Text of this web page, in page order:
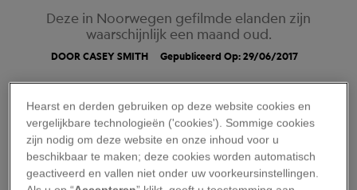
Deze in Noorwegen gefilmde elanden zijn
waarschijnlijk een maand oud.
DOOR CASEY SMITH Gepubliceerd Op: 29/06/2017
Tussen de miljoenen elanden die op het
noordelijk halfrond rondlopen, vallen deze twee
een beetje uit de toon. De twee elandjes, die
werden gefilmd toen ze met hun moeder een
Hearst en derden gebruiken op deze website cookies en
vergelijkbare technologieën ('cookies'). Sommige cookies
zijn nodig om deze website en onze inhoud voor u
beschikbaar te maken; deze cookies worden automatisch
geactiveerd en vallen niet onder uw voorkeursinstellingen.